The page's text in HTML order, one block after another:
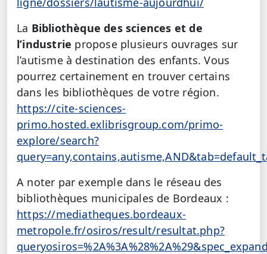
La Bibliothèque des sciences et de
l’industrie propose plusieurs ouvrages sur
l’autisme à destination des enfants. Vous
pourrez certainement en trouver certains
dans les bibliothèques de votre région.
https://cite-sciences-
primo.hosted.exlibrisgroup.com/primo-
explore/search?
A noter par exemple dans le réseau des
bibliothèques municipales de Bordeaux :
https://mediatheques.bordeaux-
metropole.fr/osiros/result/resultat.php?